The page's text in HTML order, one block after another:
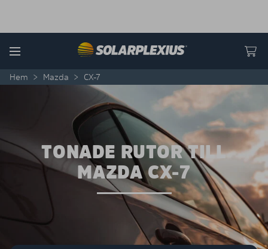
Menu
Hem > Mazda > CX-7
TONADE RUTOR TILL
MAZDA CX-7